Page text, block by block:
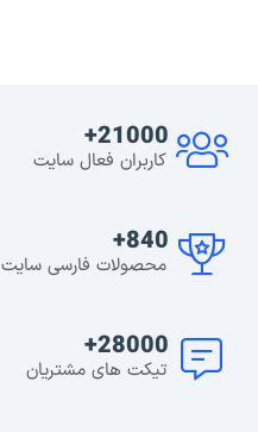
21000+
کاربران فعال سایت
840+
محصولات فارسی سایت
28000+
تیکت های مشتریان